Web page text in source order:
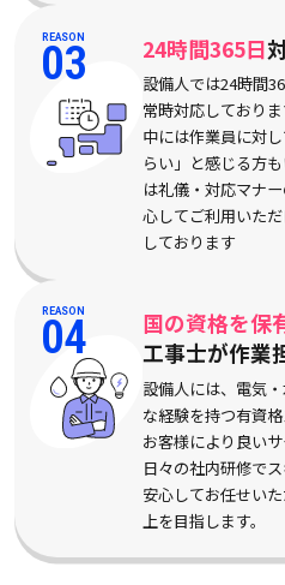
REASON
03 24時間365日
設備人では24時間
常時対応しておりま
中には作業員に対
らい」と感じる方
は礼儀・対応マナ
心してご利用いた
しております
REASON
04 国の資格を保
工事士が作業
設備人には、電気
な経験を持つ有資格
お客様により良い
日々の社内研修で
安心してお任せい
上を目指します。